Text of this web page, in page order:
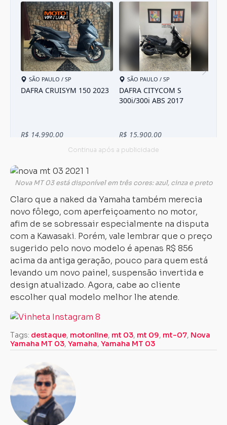
Nova MT 03 está disponível em três cores: azul, cinza e preto
Claro que a naked da Yamaha também merecia
novo fôlego, com aperfeiçoamento no motor,
afim de se sobressair especialmente na disputa
com a Kawasaki. Porém, vale lembrar que o preço
sugerido pelo novo modelo é apenas R$ 856
acima da antiga geração, pouco para quem está
levando um novo painel, suspensão invertida e
design atualizado. Agora, cabe ao cliente
escolher qual modelo melhor lhe atende.
Tags: destaque, motonline, mt 03, mt 09, mt-07, Nova
Yamaha MT 03, Yamaha, Yamaha MT 03